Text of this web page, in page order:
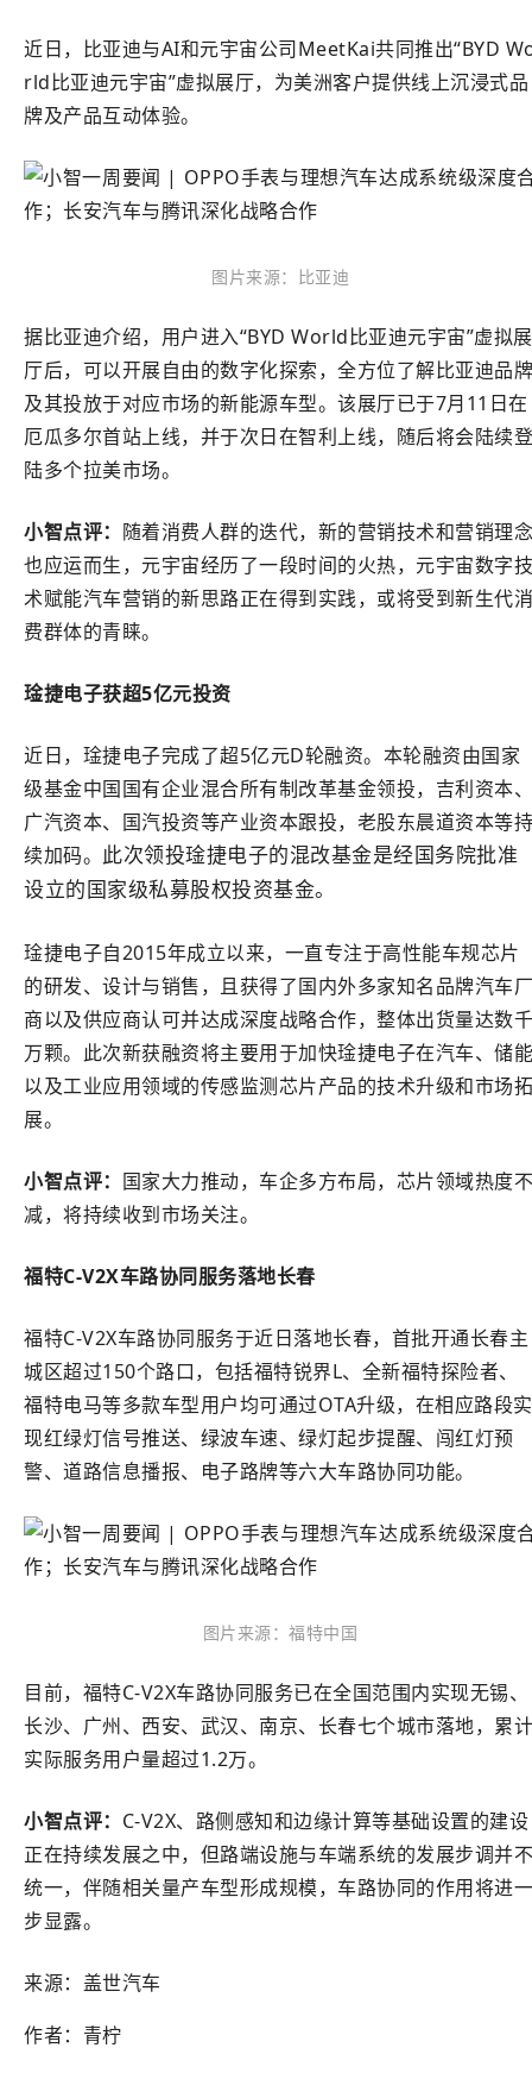
近日，比亚迪与AI和元宇宙公司MeetKai共同推出“BYD
rld比亚迪元宇宙”虚拟展厅，为美洲客户提供线上沉浸式品
牌及产品互动体验。
图片来源：比亚迪
据比亚迪介绍，用户进入“BYD World比亚迪元宇宙”虚拟展
厅后，可以开展自由的数字化探索，全方位了解比亚迪品牌
及其投放于对应市场的新能源车型。该展厅已于7月11日在
厄瓜多尔首站上线，并于次日在智利上线，随后将会陆续登
陆多个拉美市场。
小智点评： 随着消费人群的迭代，新的营销技术和营销理念
也应运而生，元宇宙经历了一段时间的火热，元宇宙数字技
术赋能汽车营销的新思路正在得到实践，或将受到新生代消
费群体的青睐。
琻捷电子获超5亿元投资
近日，琻捷电子完成了超5亿元D轮融资。本轮融资由国家
级基金中国国有企业混合所有制改革基金领投，吉利资本、
广汽资本、国汽投资等产业资本跟投，老股东晨道资本等持
续加码。
此次领投琻捷电子的混改基金是经国务院批准
设立的国家级私募股权投资基金。
琻捷电子自2015年成立以来，一直专注于高性能车规芯片
的研发、设计与销售，且获得了国内外多家知名品牌汽车厂
商以及供应商认可并达成深度战略合作，整体出货量达数千
万颗。此次新获融资将主要用于加快琻捷电子在汽车、储能
以及工业应用领域的传感监测芯片产品的技术升级和市场拓
展。
小智点评： 国家大力推动，车企多方布局，芯片领域热度不
减，将持续收到市场关注。
福特C-V2X车路协同服务落地长春
福特C-V2X车路协同服务于近日落地长春，首批开通长春主
城区超过150个路口，包括福特锐界L、全新福特探险者、
福特电马等多款车型用户均可通过OTA升级，在相应路段实
现红绿灯信号推送、绿波车速、绿灯起步提醒、闯红灯预
警、道路信息播报、电子路牌等六大车路协同功能。
图片来源：福特中国
目前，福特C-V2X车路协同服务已在全国范围内实现无锡、
长沙、广州、西安、武汉、南京、长春七个城市落地，累计
实际服务用户量超过1.2万。
小智点评： C-V2X、路侧感知和边缘计算等基础设置的建设
正在持续发展之中，但路端设施与车端系统的发展步调并不
统一，伴随相关量产车型形成规模，车路协同的作用将进一
步显露。
来源：盖世汽车
作者：青柠